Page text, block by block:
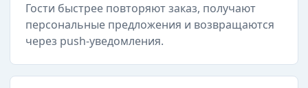
Гости быстрее повторяют заказ, получают
персональные предложения и возвращаются
через push-уведомления.